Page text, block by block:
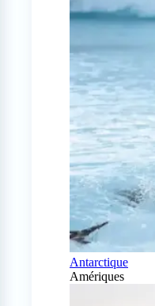
Antarctique
Amériques